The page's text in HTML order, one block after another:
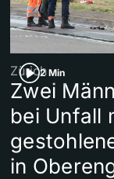
2 Min
Zürich
Zwei
bei Unfall
in